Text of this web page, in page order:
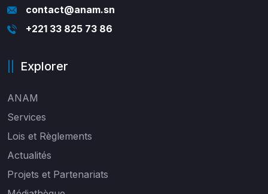
contact@anam.sn
+221 33 825 73 86
Explorer
ANAM
Services
Lois et Règlements
Actualités
Projets et Partenariats